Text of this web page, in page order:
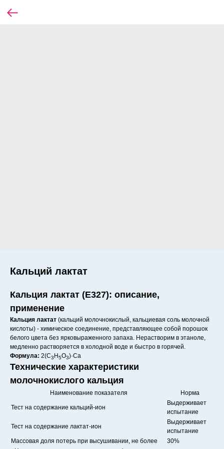
Кальций лактат
Кальция лактат (E327): описание,
применение
Кальция лактат (кальций молочнокислый, кальциевая соль молочной
кислоты) - химическое соединение, представляющее собой порошок
белого цвета без ярковыраженного запаха. Нерастворим в этаноле,
медленно растворяется в холодной воде и быстро в горячей.
Формула: 2(C3 H5O3)·Ca
Технические характеристики
молочнокислого кальция
Наименование показателя Норма
Тест на содержание кальций-ион
Выдерживает
испытание
Тест на содержание лактат-ион
Выдерживает
испытание
Массовая доля потерь при высушивании, не более
30%